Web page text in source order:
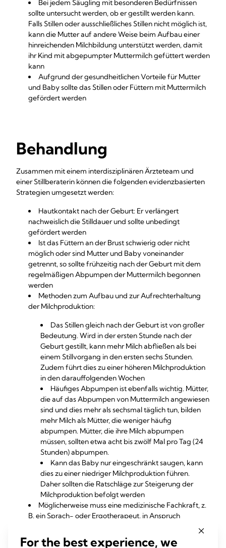
Bei jedem Säugling mit besonderen Bedürfnissen
sollte untersucht werden, ob er gestillt werden kann.
Falls Stillen oder ausschließliches Stillen nicht möglich ist,
kann die Mutter auf andere Weise beim Aufbau einer
hinreichenden Milchbildung unterstützt werden, damit
ihr Kind mit abgepumpter Muttermilch gefüttert werden
kann
Aufgrund der gesundheitlichen Vorteile für Mutter
und Baby sollte das Stillen oder Füttern mit Muttermilch
gefördert werden
Behandlung
Zusammen mit einem interdisziplinären Ärzteteam und
einer Stillberaterin können die folgenden evidenzbasierten
Strategien umgesetzt werden:
Hautkontakt nach der Geburt: Er verlängert
nachweislich die Stilldauer und sollte unbedingt
gefördert werden
Ist das Füttern an der Brust schwierig oder nicht
möglich oder sind Mutter und Baby voneinander
getrennt, so sollte frühzeitig nach der Geburt mit dem
regelmäßigen Abpumpen der Muttermilch begonnen
werden
Methoden zum Aufbau und zur Aufrechterhaltung
der Milchproduktion:
Das Stillen gleich nach der Geburt ist von großer
Bedeutung. Wird in der ersten Stunde nach der
Geburt gestillt, kann mehr Milch abfließen als bei
einem Stillvorgang in den ersten sechs Stunden.
Zudem führt dies zu einer höheren Milchproduktion
in den darauffolgenden Wochen
Häufiges Abpumpen ist ebenfalls wichtig. Mütter,
die auf das Abpumpen von Muttermilch angewiesen
sind und dies mehr als sechsmal täglich tun, bilden
mehr Milch als Mütter, die weniger häufig
abpumpen. Mütter, die ihre Milch abpumpen
müssen, sollten etwa acht bis zwölf Mal pro Tag (24
Stunden) abpumpen.
Kann das Baby nur eingeschränkt saugen, kann
dies zu einer niedriger Milchproduktion führen.
Daher sollten die Ratschläge zur Steigerung der
Milchproduktion befolgt werden
Möglicherweise muss eine medizinische Fachkraft, z.
B. ein Sprach- oder Ergotherapeut, in Anspruch
genommen werden, um das Stillen zu optimieren. Wenn
das Baby in der Lage ist, an der Brust zu trinken, können
For the best experience, we